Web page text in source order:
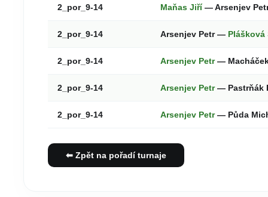
2_por_9-14 Maňas Jiří— Arsenjev
2_por_9-14 Arsenjev Petr — Plášková
2_por_9-14 Arsenjev Petr—
2_por_9-14 Arsenjev Petr— Pastrňák
2_por_9-14 Arsenjev Petr— Půda
⬅ Zpět na pořadí turnaje